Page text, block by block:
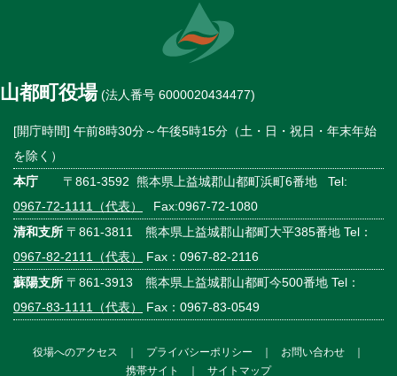
山都町役場(法人番号 6000020434477)
[開庁時間] 午前8時30分～午後5時15分（土・日・祝日・年末年始
を除く）
本庁 〒861-3592 熊本県上益城郡山都町浜町6番地 Tel:
0967-72-1111（代表）
Fax:0967-72-1080
清和支所 〒861-3811 熊本県上益城郡山都町大平385番地 Tel：
0967-82-2111（代表）
Fax：0967-82-2116
蘇陽支所 〒861-3913 熊本県上益城郡山都町今500番地 Tel：
0967-83-1111（代表）
Fax：0967-83-0549
役場へのアクセス ｜ プライバシーポリシー ｜ お問い合わせ
｜
携帯サイト
｜ サイトマップ